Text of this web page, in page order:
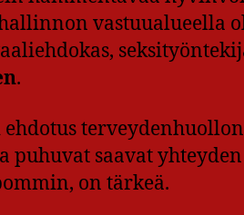
vastuualueella
.
saavat
on tärkeä.